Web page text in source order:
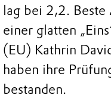
lag bei 2,2.
einer glatten
(EU) Kathrin
haben ihre
bestanden.